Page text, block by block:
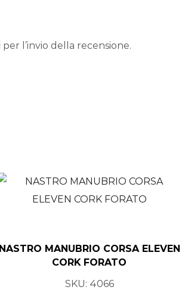
l’invio della recensione.
NASTRO MANUBRIO CORSA ELEVEN
CORK FORATO
SKU: 4066